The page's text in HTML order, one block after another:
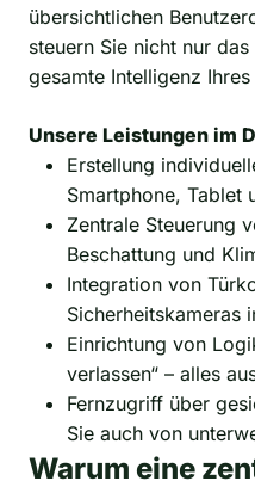
übersichtlichen
steuern Sie nicht nur
gesamte Intelligenz
Unsere Leistungen im
Erstellung
Smartphone, Tablet
Zentrale Steuerung
Beschattung und
Integration von
Sicherheitskameras
Einrichtung von
verlassen“ – alles
Fernzugriff über
Sie auch von
Warum eine